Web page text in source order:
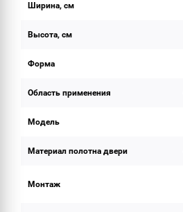
Ширина, см
Высота, см
Форма
Область применения
Модель
Материал полотна двери
Монтаж